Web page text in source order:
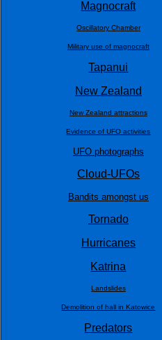
Magnocraft
Oscillatory Chamber
Military use of magnocraft
Tapanui
New Zealand
New Zealand attractions
Evidence of UFO activities
UFO photographs
Cloud-UFOs
Bandits amongst us
Tornado
Hurricanes
Katrina
Landslides
Demolition of hall in Katowice
Predators